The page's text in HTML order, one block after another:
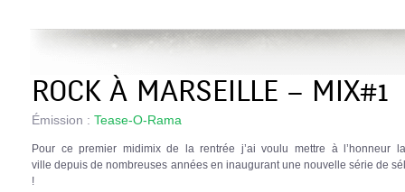
ROCK À MARSEILLE – MIX#1
Émission : Tease-O-Rama
Pour ce premier midimix de la rentrée j’ai voulu mettre à l’honneur
ville depuis de nombreuses années en inaugurant une nouvelle série de
!